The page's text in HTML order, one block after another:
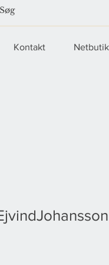
Kontakt Netbutik